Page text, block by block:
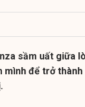
sầm uất giữa
để trở